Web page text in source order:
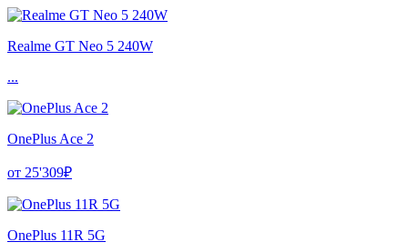
Realme GT Neo 5 240W
...
OnePlus Ace 2
от 25'309₽
OnePlus 11R 5G